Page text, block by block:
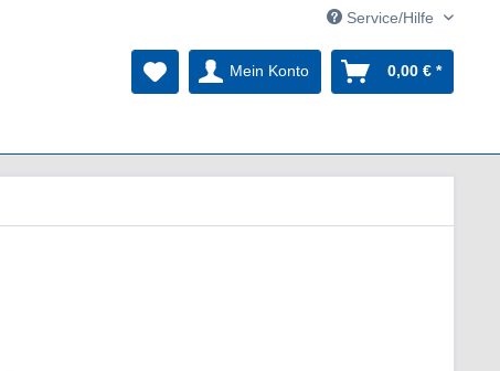
Service/Hilfe
Mein Konto 0,00 € *